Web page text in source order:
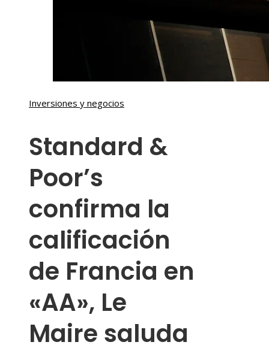
Inversiones y negocios
Standard &
Poor’s
confirma la
calificación
de Francia en
«AA», Le
Maire saluda